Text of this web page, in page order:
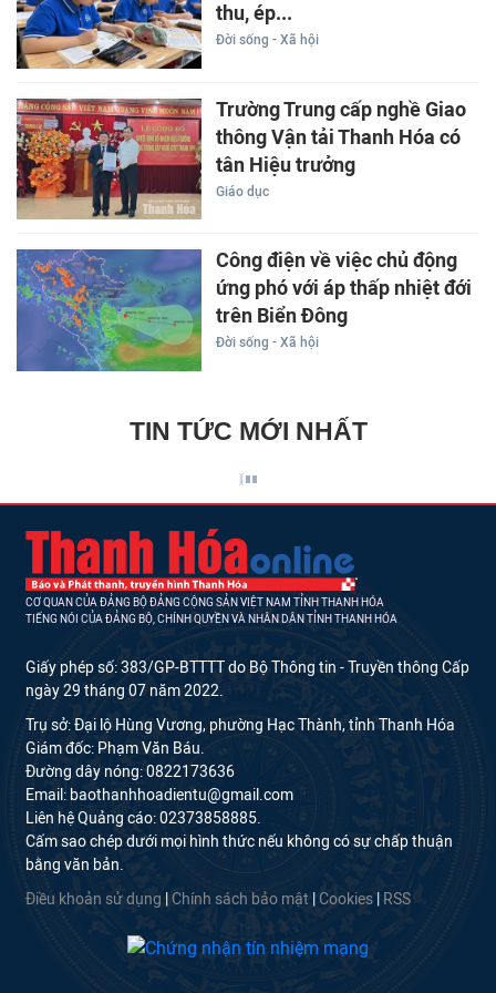
thu, ép...
Đời sống - Xã hội
Trường Trung cấp nghề Giao
thông Vận tải Thanh Hóa có
tân Hiệu trưởng
Giáo dục
Công điện về việc chủ động
ứng phó với áp thấp nhiệt đới
trên Biển Đông
Đời sống - Xã hội
TIN TỨC MỚI NHẤT
CƠ QUAN CỦA ĐẢNG BỘ ĐẢNG CỘNG SẢN VIỆT NAM TỈNH THANH HÓA
TIẾNG NÓI CỦA ĐẢNG BỘ, CHÍNH QUYỀN VÀ NHÂN DÂN TỈNH THANH HÓA
Giấy phép số: 383/GP-BTTTT do Bộ Thông tin - Truyền thông Cấp
ngày 29 tháng 07 năm 2022.
Trụ sở: Đại lộ Hùng Vương, phường Hạc Thành, tỉnh Thanh Hóa
Giám đốc: Phạm Văn Báu.
Đường dây nóng: 0822173636
Email: baothanhhoadientu@gmail.com
Liên hệ Quảng cáo: 02373858885.
Cấm sao chép dưới mọi hình thức nếu không có sự chấp thuận
bằng văn bản.
Điều khoản sử dụng Chính sách bảo mật Cookies RSS